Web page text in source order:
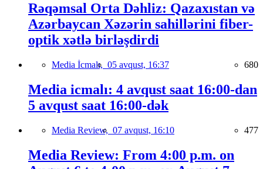
Rəqəmsal Orta Dəhliz: Qazaxıstan və
Azərbaycan Xəzərin sahillərini fiber-
optik xətlə birləşdirdi
Media İcmalı, 05 avqust, 16:37 680
Media icmalı: 4 avqust saat 16:00-dan
5 avqust saat 16:00-dək
Media Review, 07 avqust, 16:10 477
Media Review: From 4:00 p.m. on